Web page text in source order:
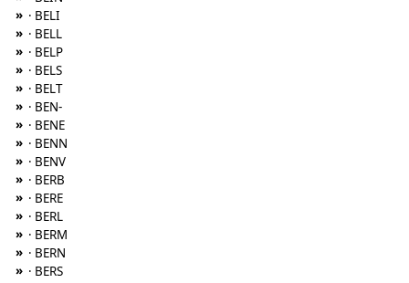
» · BELI
» · BELL
» · BELP
» · BELS
» · BELT
» · BEN-
» · BENE
» · BENN
» · BENV
» · BERB
» · BERE
» · BERL
» · BERM
» · BERN
» · BERS